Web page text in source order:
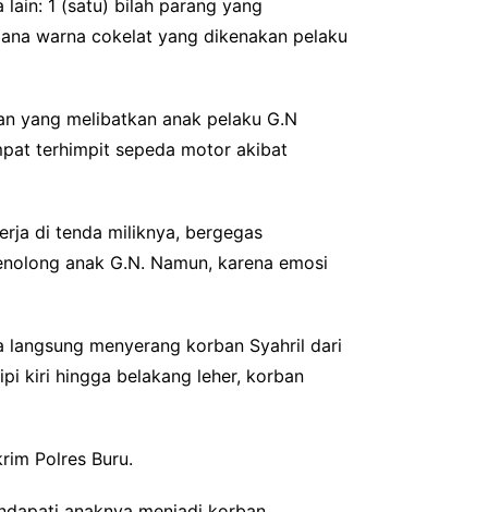
1 (satu) bilah parang yang
warna cokelat yang dikenakan pelaku
yang melibatkan anak pelaku G.N
terhimpit sepeda motor akibat
di tenda miliknya, bergegas
anak G.N. Namun, karena emosi
menyerang korban Syahril dari
kiri hingga belakang leher, korban
Polres Buru.